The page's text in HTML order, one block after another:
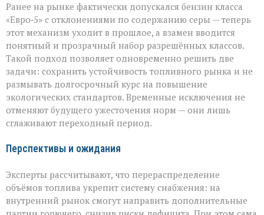
Ранее на рынке фактически допускался бензин класса
«Евро‑5» с отклонениями по содержанию серы — теперь
этот механизм уходит в прошлое, а взамен вводится
понятный и прозрачный набор разрешённых классов.
Такой подход позволяет одновременно решить две
задачи: сохранить устойчивость топливного рынка и не
размывать долгосрочный курс на повышение
экологических стандартов. Временные исключения не
отменяют будущего ужесточения норм — они лишь
сглаживают переходный период.
Перспективы и ожидания
Эксперты рассчитывают, что перераспределение
объёмов топлива укрепит систему снабжения: на
внутренний рынок смогут направить дополнительные